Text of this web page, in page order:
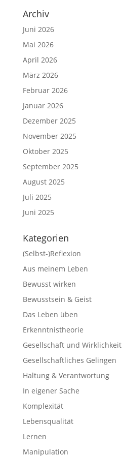
Archiv
Juni 2026
Mai 2026
April 2026
März 2026
Februar 2026
Januar 2026
Dezember 2025
November 2025
Oktober 2025
September 2025
August 2025
Juli 2025
Juni 2025
Kategorien
(Selbst-)Reflexion
Aus meinem Leben
Bewusst wirken
Bewusstsein & Geist
Das Leben üben
Erkenntnistheorie
Gesellschaft und Wirklichkeit
Gesellschaftliches Gelingen
Haltung & Verantwortung
In eigener Sache
Komplexität
Lebensqualität
Lernen
Manipulation